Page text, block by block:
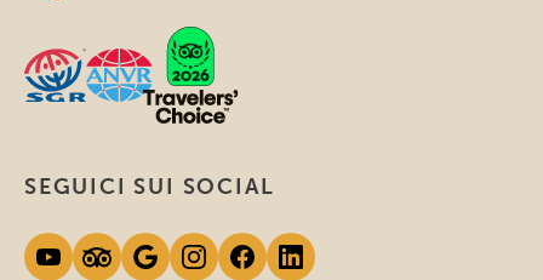
SEGUICI SUI SOCIAL